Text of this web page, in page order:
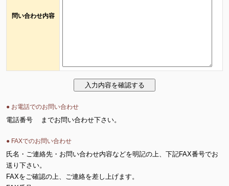
問い合わせ内容
● お電話でのお問い合わせ
電話番号
までお問い合わせ下さい。
● FAXでのお問い合わせ
氏名・ご連絡先・お問い合わせ内容などを明記の上、下記FAX番号でお
送り下さい。
FAXをご確認の上、ご連絡を差し上げます。